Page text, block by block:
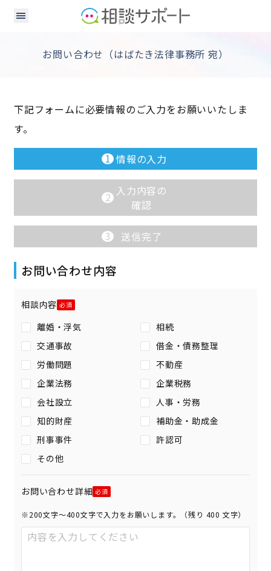
お問い合わせ（はばたき法律事務所 宛）
下記フォームに必要情報のご入力をお願いいたしま
す。
1 情報の入力
2 入力内容の
確認
3 送信完了
お問い合わせ内容
相談内容
離婚・浮気
相続
交通事故
借金・債務整理
労働問題
不動産
企業法務
企業税務
会社設立
人事・労務
知的財産
補助金・助成金
刑事事件
許認可
その他
お問い合わせ詳細
※200文字〜400文字で入力をお願いします。（残り 400 文字）